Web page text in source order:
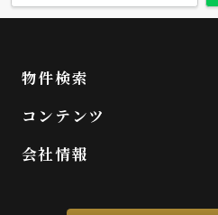
物件検索
コンテンツ
会社情報